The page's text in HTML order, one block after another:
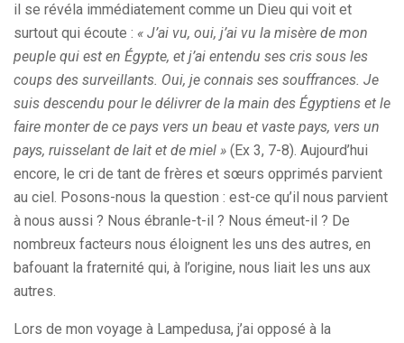
il se révéla immédiatement comme un Dieu qui voit et
surtout qui écoute : « J’ai vu, oui, j’ai vu la misère de mon
peuple qui est en Égypte, et j’ai entendu ses cris sous les
coups des surveillants. Oui, je connais ses souffrances. Je
suis descendu pour le délivrer de la main des Égyptiens et le
faire monter de ce pays vers un beau et vaste pays, vers un
pays, ruisselant de lait et de miel » (Ex 3, 7-8). Aujourd’hui
encore, le cri de tant de frères et sœurs opprimés parvient
au ciel. Posons-nous la question : est-ce qu’il nous parvient
à nous aussi ? Nous ébranle-t-il ? Nous émeut-il ? De
nombreux facteurs nous éloignent les uns des autres, en
bafouant la fraternité qui, à l’origine, nous liait les uns aux
autres.
Lors de mon voyage à Lampedusa, j’ai opposé à la